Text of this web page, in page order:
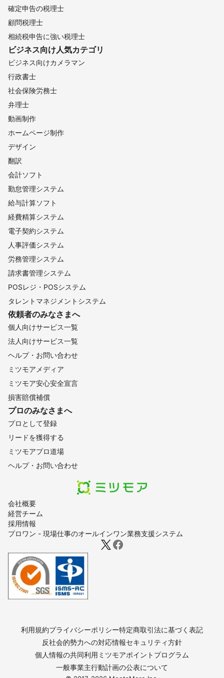
会社概要
経営チーム
採用情報
プロワン - 現場仕事のオールインワン業務支援システム
確定申告の税理士
顧問税理士
相続税申告に強い税理士
ビジネス向け人気カテゴリ
ビジネス向けカメラマン
行政書士
社会保険労務士
弁理士
動画制作
ホームページ制作
デザイン
翻訳
会計ソフト
勤怠管理システム
給与計算ソフト
経費精算システム
電子契約システム
人事評価システム
労務管理システム
請求書管理システム
POSレジ・POSシステム
タレントマネジメントシステム
依頼者のみなさまへ
個人向けサービス一覧
法人向けサービス一覧
ヘルプ・お問い合わせ
ミツモアメディア
ミツモア安心安全宣言
損害賠償補償
プロのみなさまへ
プロとして登録
リードを獲得する
ミツモアプロ道場
ヘルプ・お問い合わせ
利用規約プライバシーポリシー特定商取引法に基づく表記
反社会的勢力への対応情報セキュリティ方針
個人情報の共同利用 ミツモアポイントプログラム
一般事業主行動計画の公表について